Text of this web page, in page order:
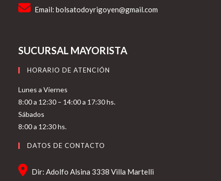
Email:bolsatodoyrigoyen@gmail.com
SUCURSAL MAYORISTA
HORARIO DE ATENCIÓN
Lunes a Viernes
8:00 a 12:30 – 14:00 a 17:30 hs.
Sábados
8:00 a 12:30 hs.
DATOS DE CONTACTO
Dir: Adolfo Alsina 3338 Villa Martelli